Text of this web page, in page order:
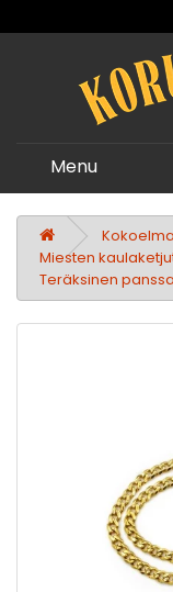
Menu
Miesten
Teräksinen